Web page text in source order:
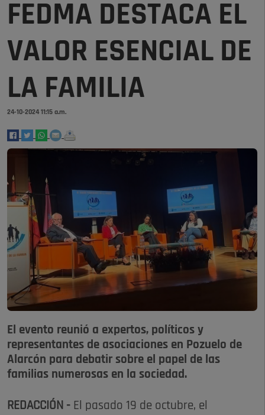
FEDMA DESTACA EL
VALOR ESENCIAL DE
LA FAMILIA
24-10-2024 11:15 a.m.
El evento reunió a expertos, políticos y
representantes de asociaciones en Pozuelo de
Alarcón para debatir sobre el papel de las
familias numerosas en la sociedad.
REDACCIÓN - El pasado 19 de octubre, el